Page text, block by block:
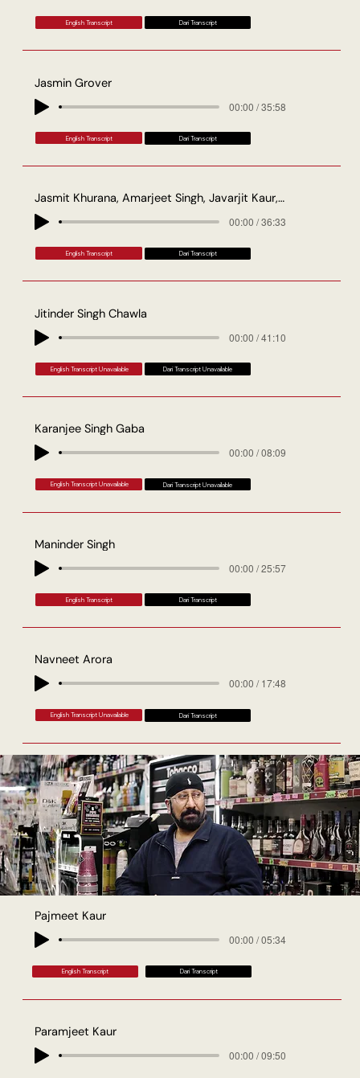
English Transcript Dari Transcript
Jasmin Grover
00:00 / 35:58
English Transcript Dari Transcript
Jasmit Khurana, Amarjeet Singh, Javarjit Kaur, Harmit Singh
00:00 / 36:33
English Transcript Dari Transcript
Jitinder Singh Chawla
00:00 / 41:10
English Transcript Unavailable Dari Transcript Unavailable
Karanjee Singh Gaba
00:00 / 08:09
English Transcript Unavailable Dari Transcript Unavailable
Maninder Singh
00:00 / 25:57
English Transcript Dari Transcript
Navneet Arora
00:00 / 17:48
English Transcript Unavailable Dari Transcript
Pajmeet Kaur
00:00 / 05:34
English Transcript Dari Transcript
Paramjeet Kaur
00:00 / 09:50